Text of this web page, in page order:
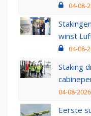
04-08-
winst
04-08-
Staking
04-08-
Eerste